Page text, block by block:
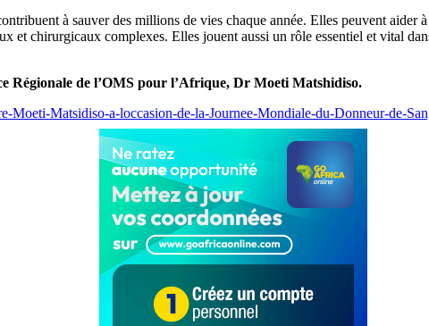
à sauver des millions de vies chaque année. Elles peuvent
et chirurgicaux complexes. Elles jouent aussi un rôle essentiel et vital
Régionale de l’OMS pour l’Afrique, Dr Moeti Matshidiso.
Matsidiso-a-loccasion-de-la-Journee-Mondiale-du-Donneur-de-